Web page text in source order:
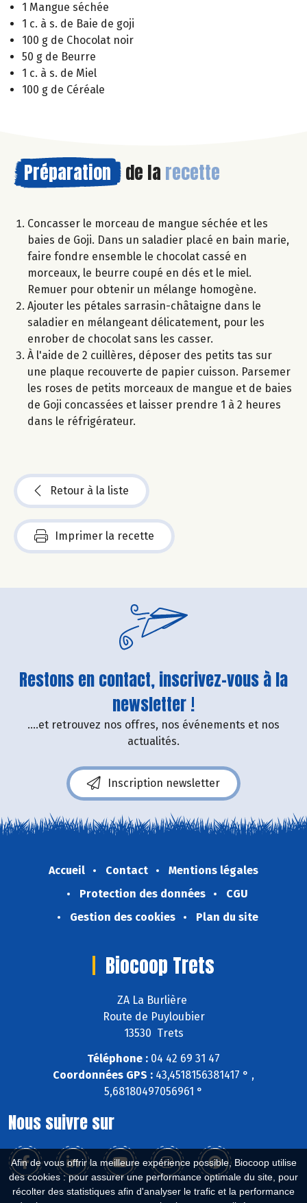
Afin de vous offrir la meilleure expérience possible, Biocoop utilise
des cookies : pour assurer une performance optimale du site, pour
récolter des statistiques afin d'analyser le trafic et la performance
1 Mangue séchée
1 c. à s. de Baie de goji
100 g de Chocolat noir
50 g de Beurre
1 c. à s. de Miel
100 g de Céréale
Préparation de la recette
Concasser le morceau de mangue séchée et les
baies de Goji. Dans un saladier placé en bain marie,
faire fondre ensemble le chocolat cassé en
morceaux, le beurre coupé en dés et le miel.
Remuer pour obtenir un mélange homogène.
Ajouter les pétales sarrasin-châtaigne dans le
saladier en mélangeant délicatement, pour les
enrober de chocolat sans les casser.
À l'aide de 2 cuillères, déposer des petits tas sur
une plaque recouverte de papier cuisson. Parsemer
les roses de petits morceaux de mangue et de baies
de Goji concassées et laisser prendre 1 à 2 heures
dans le réfrigérateur.
Retour à la liste
Imprimer la recette
Restons en contact, inscrivez-vous à la
newsletter !
....et retrouvez nos offres, nos événements et nos
actualités.
Inscription newsletter
Accueil Contact
Mentions légales
Protection des données
CGU
Gestion des cookies
Plan du site
Biocoop Trets
ZA La Burlière
Route de Puyloubier
13530 Trets
Téléphone : 04 42 69 31 47
Coordonnées GPS : 43,4518156381417 ° ,
5,68180497056961 °
Nous suivre sur